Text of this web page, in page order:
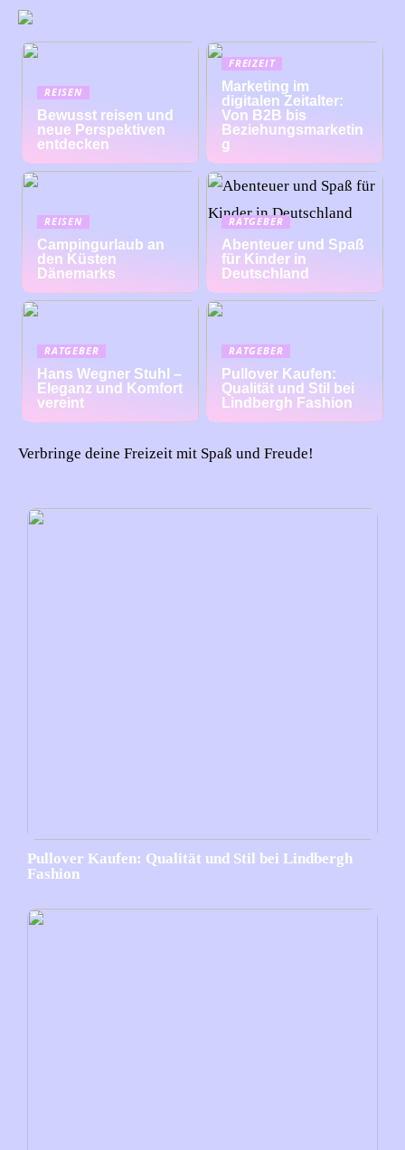
REISEN
Bewusst reisen und
neue Perspektiven
entdecken
FREIZEIT
Marketing im
digitalen Zeitalter:
Von B2B bis
Beziehungsmarketin
g
REISEN
Campingurlaub an
den Küsten
Dänemarks
RATGEBER
Abenteuer und Spaß
für Kinder in
Deutschland
RATGEBER
Hans Wegner Stuhl –
Eleganz und Komfort
vereint
RATGEBER
Pullover Kaufen:
Qualität und Stil bei
Lindbergh Fashion
Verbringe deine Freizeit mit Spaß und Freude!
Pullover Kaufen: Qualität und Stil bei Lindbergh
Fashion